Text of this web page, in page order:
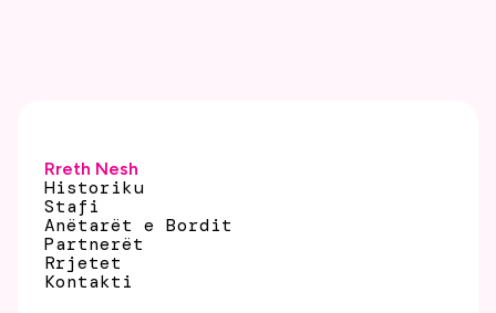
Rreth Nesh
Historiku
Stafi
Anëtarët e Bordit
Partnerët
Rrjetet
Kontakti